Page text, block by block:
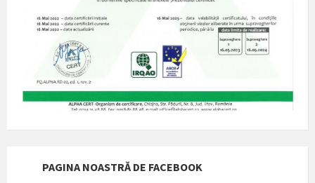
PAGINA NOASTRĂ DE FACEBOOK